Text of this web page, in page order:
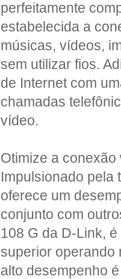
perfeitamente
estabelecida a
músicas, vídeos,
sem utilizar fios.
de Internet com
chamadas
vídeo.
Otimize a
Impulsionado pela
oferece um
conjunto com
108 G da D-Link,
superior operando
alto desempenho